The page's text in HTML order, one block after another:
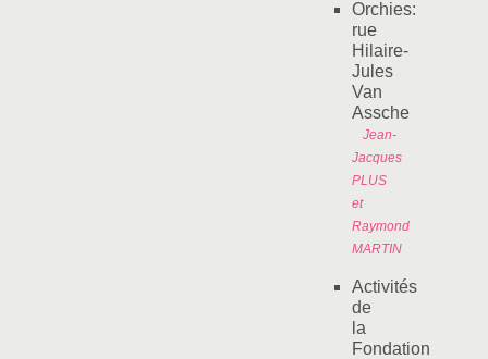
Orchies:
rue
Hilaire-
Jules
Van
Assche
Jean-
Jacques
PLUS
et
Raymond
MARTIN
Activités
de
la
Fondation